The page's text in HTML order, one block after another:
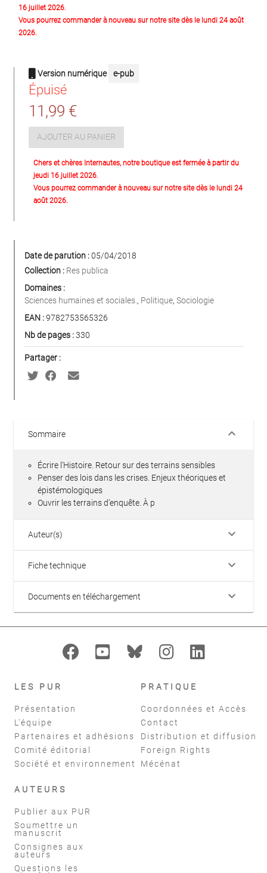
16 juillet 2026.
Vous pourrez commander à nouveau sur notre site dès le lundi 24 août
2026.
Version numérique e-pub
Épuisé
11,99 €
AJOUTER AU PANIER
Chers et chères Internautes, notre boutique est fermée à partir du
jeudi 16 juillet 2026.
Vous pourrez commander à nouveau sur notre site dès le lundi 24
août 2026.
Date de parution :05/04/2018
Collection : Res publica
Domaines :
Sciences humaines et sociales. , Politique, Sociologie
EAN :9782753565326
Nb de pages :330
Partager :
Sommaire keyboard_arrow_down
Écrire l’Histoire. Retour sur des terrains sensibles
Penser des lois dans les crises. Enjeux théoriques et
épistémologiques
Ouvrir les terrains d’enquête. À p
Auteur(s) keyboard_arrow_down
Fiche technique keyboard_arrow_down
Documents en téléchargement keyboard_arrow_down
LES PUR
Présentation
L'équipe
Partenaires et adhésions
Comité éditorial
Société et environnement
PRATIQUE
Coordonnées et Accès
Contact
Distribution et diffusion
Foreign Rights
Mécénat
AUTEURS
Publier aux PUR
Soumettre un
manuscrit
Consignes aux
auteurs
Questions les